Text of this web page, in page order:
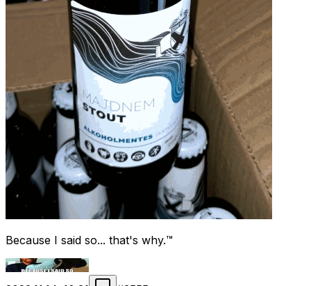
Because I said so... that's why.™